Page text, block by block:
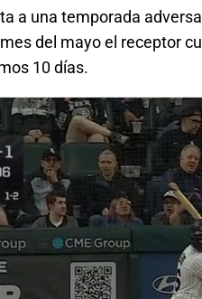
a una temporada
del mayo el receptor
10 días.